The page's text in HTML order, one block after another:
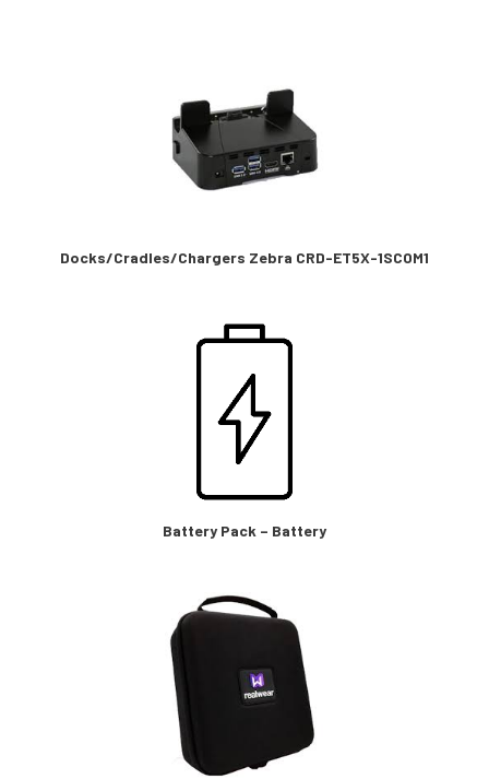
Docks/Cradles/Chargers Zebra CRD-ET5X-1SCOM1
Battery Pack – Battery